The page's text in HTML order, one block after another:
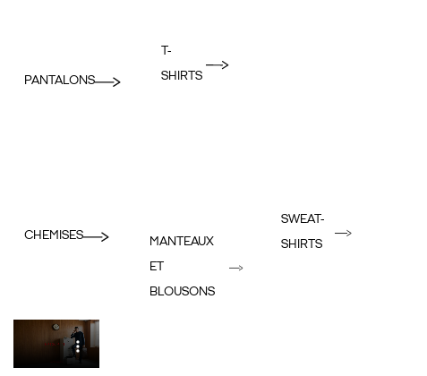
PANTALONS
T-
SHIRTS
CHEMISES
MANTEAUX
ET
BLOUSONS
SWEAT-
SHIRTS